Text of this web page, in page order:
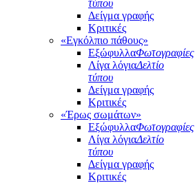
τύπου
Δείγμα γραφής
Κριτικές
«Εγκόλπιο πάθους»
ΕξώφυλλαΦωτογραφίες
Λίγα λόγιαΔελτίο
τύπου
Δείγμα γραφής
Κριτικές
«Έρως σωμάτων»
ΕξώφυλλαΦωτογραφίες
Λίγα λόγιαΔελτίο
τύπου
Δείγμα γραφής
Κριτικές